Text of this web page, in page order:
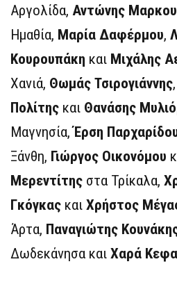
Αργολίδα, Αντώνης
Ημαθία, Μαρία Δαφέρμου,
Κουρουπάκη και Μιχάλης
Χανιά, Θωμάς Τσιρογιάννης,
Πολίτης και Θανάσης
Μαγνησία,Έρση
Ξάνθη, Γιώργος Οικονόμου
Μερεντίτης στα Τρίκαλα,
Γκόγκας και Χρήστος
Άρτα, Παναγιώτης
Δωδεκάνησα και Χαρά